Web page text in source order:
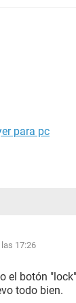
para pc
17:26
el botón
todo bien.